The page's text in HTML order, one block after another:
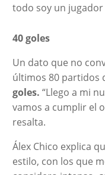
todo soy un jugador
40 goles
Un dato que no
últimos 80 partidos
goles. “Llego a mi
vamos a cumplir el
resalta.
Álex Chico explica
estilo, con los que